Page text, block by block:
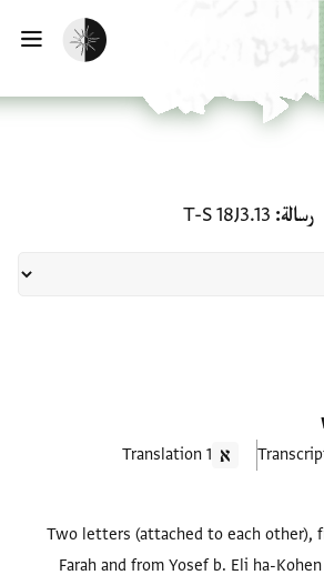
تفعيل الوضع المظلم
رسالة T-S 18J3.13
1 Translation
Two letters (attached to each other),
Farah and from Yosef b. Eli ha-